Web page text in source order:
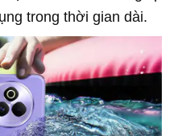
trong thời gian dài.